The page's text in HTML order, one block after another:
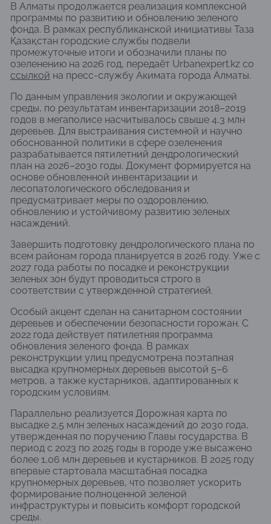
В Алматы продолжается реализация комплексной
программы по развитию и обновлению зеленого
фонда. В рамках республиканской инициативы Таза
Қазақстан городские службы подвели
промежуточные итоги и обозначили планы по
озеленению на 2026 год, передаёт Urbanexpert.kz со
ссылкой на пресс-службу Акимата города Алматы.
По данным управления экологии и окружающей
среды, по результатам инвентаризации 2018–2019
годов в мегаполисе насчитывалось свыше 4,3 млн
деревьев. Для выстраивания системной и научно
обоснованной политики в сфере озеленения
разрабатывается пятилетний дендрологический
план на 2026–2030 годы. Документ формируется на
основе обновленной инвентаризации и
лесопатологического обследования и
предусматривает меры по оздоровлению,
обновлению и устойчивому развитию зеленых
насаждений.
Завершить подготовку дендрологического плана по
всем районам города планируется в 2026 году. Уже с
2027 года работы по посадке и реконструкции
зеленых зон будут проводиться строго в
соответствии с утвержденной стратегией.
Особый акцент сделан на санитарном состоянии
деревьев и обеспечении безопасности горожан. С
2022 года действует пятилетняя программа
обновления зеленого фонда. В рамках
реконструкции улиц предусмотрена поэтапная
высадка крупномерных деревьев высотой 5–6
метров, а также кустарников, адаптированных к
городским условиям.
Параллельно реализуется Дорожная карта по
высадке 2,5 млн зеленых насаждений до 2030 года,
утвержденная по поручению Главы государства. В
период с 2023 по 2025 годы в городе уже высажено
более 1,06 млн деревьев и кустарников. В 2025 году
впервые стартовала масштабная посадка
крупномерных деревьев, что позволяет ускорить
формирование полноценной зеленой
инфраструктуры и повысить комфорт городской
среды.